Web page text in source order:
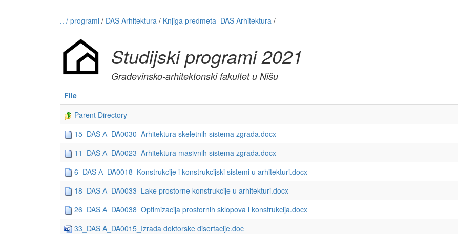
.. / programi / DAS Arhitektura / Knjiga predmeta_DAS Arhitektura /
Studijski programi 2021
Građevinsko-arhitektonski fakultet u Nišu
File
Parent Directory
15_DAS А_DA0030_Arhitektura skeletnih sistema zgrada.docx
11_DAS А_DA0023_Arhitektura masivnih sistema zgrada.docx
6_DAS А_DA0018_Konstrukcije i konstrukcijski sistemi u arhitekturi.docx
18_DAS А_DA0033_Lake prostorne konstrukcije u arhitekturi.docx
26_DAS А_DA0038_Optimizacija prostornih sklopova i konstrukcija.docx
33_DAS A_DA0015_Izrada doktorske disertacije.doc